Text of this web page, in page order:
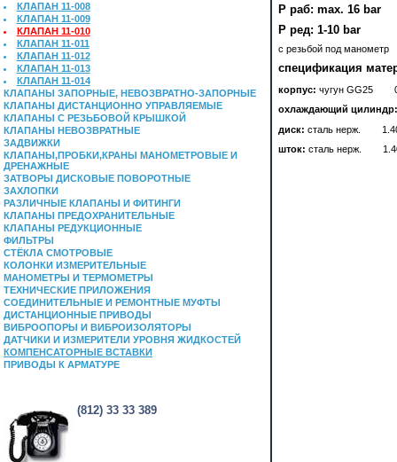
КЛАПАН 11-008
КЛАПАН 11-009
КЛАПАН 11-010
КЛАПАН 11-011
КЛАПАН 11-012
КЛАПАН 11-013
КЛАПАН 11-014
КЛАПАНЫ ЗАПОРНЫЕ, НЕВОЗВРАТНО-ЗАПОРНЫЕ
КЛАПАНЫ ДИСТАНЦИОННО УПРАВЛЯЕМЫЕ
КЛАПАНЫ С РЕЗЬБОВОЙ КРЫШКОЙ
КЛАПАНЫ НЕВОЗВРАТНЫЕ
ЗАДВИЖКИ
КЛАПАНЫ,ПРОБКИ,КРАНЫ МАНОМЕТРОВЫЕ И
ДРЕНАЖНЫЕ
ЗАТВОРЫ ДИСКОВЫЕ ПОВОРОТНЫЕ
ЗАХЛОПКИ
РАЗЛИЧНЫЕ КЛАПАНЫ И ФИТИНГИ
КЛАПАНЫ ПРЕДОХРАНИТЕЛЬНЫЕ
КЛАПАНЫ РЕДУКЦИОННЫЕ
ФИЛЬТРЫ
СТЁКЛА СМОТРОВЫЕ
КОЛОНКИ ИЗМЕРИТЕЛЬНЫЕ
МАНОМЕТРЫ И ТЕРМОМЕТРЫ
ТЕХНИЧЕСКИЕ ПРИЛОЖЕНИЯ
СОЕДИНИТЕЛЬНЫЕ И РЕМОНТНЫЕ МУФТЫ
ДИСТАНЦИОННЫЕ ПРИВОДЫ
ВИБРООПОРЫ И ВИБРОИЗОЛЯТОРЫ
ДАТЧИКИ И ИЗМЕРИТЕЛИ УРОВНЯ ЖИДКОСТЕЙ
КОМПЕНСАТОРНЫЕ ВСТАВКИ
ПРИВОДЫ К АРМАТУРЕ
(812) 33 33 389
Р раб: max. 16 bar
Р ред: 1-10 bar
с резьбой под манометр
спецификация
корпус: чугун GG25
охлаждающий цилиндр:
диск: сталь нерж.
шток: сталь нерж.